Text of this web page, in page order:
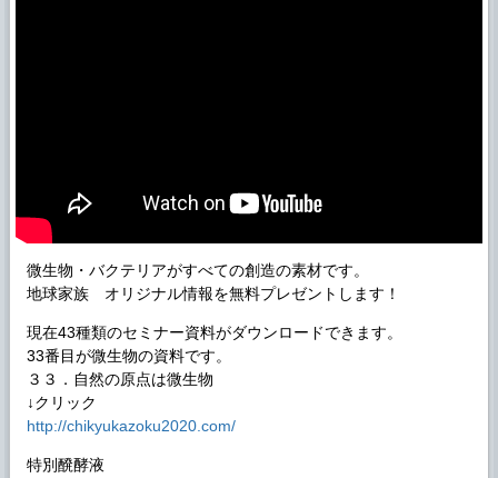
微生物・バクテリアがすべての創造の素材です。
地球家族 オリジナル情報を無料プレゼントします！
現在43種類のセミナー資料がダウンロードできます。
33番目が微生物の資料です。
３３．自然の原点は微生物
↓クリック
http://chikyukazoku2020.com/
特別醗酵液